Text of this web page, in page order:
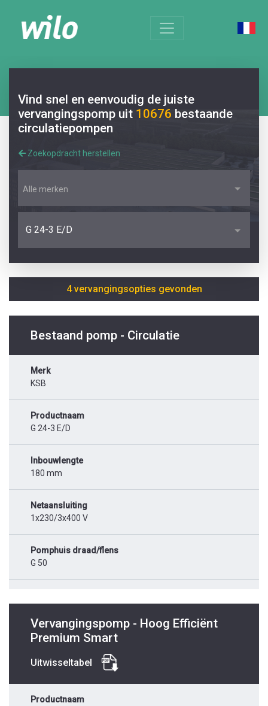
Vind snel en eenvoudig de juiste
vervangingspomp uit 10676 bestaande
circulatiepompen
Zoekopdracht herstellen
Alle merken
G 24-3 E/D
4 vervangingsopties gevonden
Bestaand pomp - Circulatie
Merk
KSB
Productnaam
G 24-3 E/D
Inbouwlengte
180 mm
Netaansluiting
1x230/3x400 V
Pomphuis draad/flens
G 50
Vervangingspomp - Hoog Efficiënt
Premium Smart
Uitwisseltabel
Productnaam